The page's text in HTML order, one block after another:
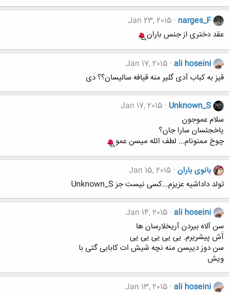
narges_F
Jan 23, 2015
عقد دختری از جنس باران
ali hoseini
Jan 17, 2015
قیز به کباب آدی گلیر منه قیافه سالیسان؟؟ دی
Unknown_S
Jan 17, 2015
سلام عموجون
یاخجئسان سارا جان؟
چوخ ممنونام... لطف ائله میسن عمو
بانوی باران Jan 15, 2015
تولد داداشیه عزیزم...کسی نیست جز Unknown_S
ali hoseini
Jan 14, 2015
سن آلاه بیردن آریخلارسان ها
آَش پیشریرم. یی یی یی یی یی
سن دوز دییسن منه نچه شیش ات کابابی گتی با
ویش
ali hoseini
Jan 13, 2015